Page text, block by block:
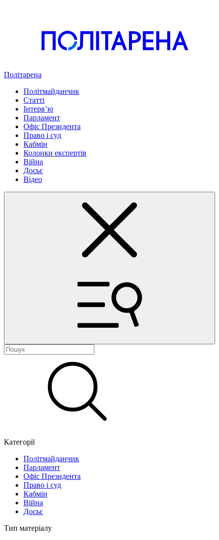
Політарена
Політмайданчик
Статті
Інтервʼю
Парламент
Офіс Президента
Право і суд
Кабмін
Колонки експертів
Війна
Досьє
Відео
Категорії
Політмайданчик
Парламент
Офіс Президента
Право і суд
Кабмін
Війна
Досьє
Тип матеріалу